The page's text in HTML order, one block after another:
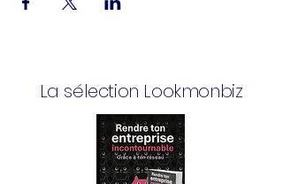
La sélection Lookmonbiz